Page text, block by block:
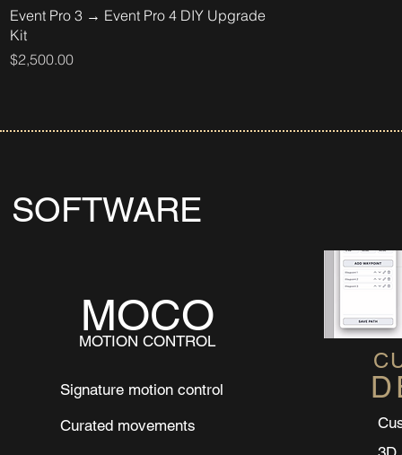
Event Pro 3 → Event Pro 4 DIY Upgrade
Kit
価格
$2,500.00
SOFTWARE
MOCO
MOTION CONTROL
Signature motion control
Curated movements